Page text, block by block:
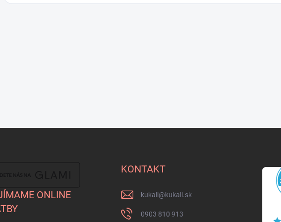
ONLINE
KONTAKT
kukali@kukali.sk
0903 810 913